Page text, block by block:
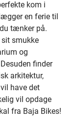
kom i
en ferie til
tænker på.
sit smukke
og
finder
arkitektur,
have det
vil opdage
fra Baja Bikes!